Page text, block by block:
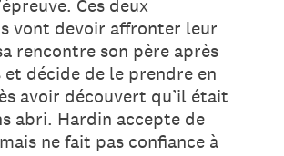
Ces deux
vont devoir affronter leur
rencontre son père après
et décide de le prendre en
avoir découvert qu’il était
abri. Hardin accepte de
ne fait pas confiance à